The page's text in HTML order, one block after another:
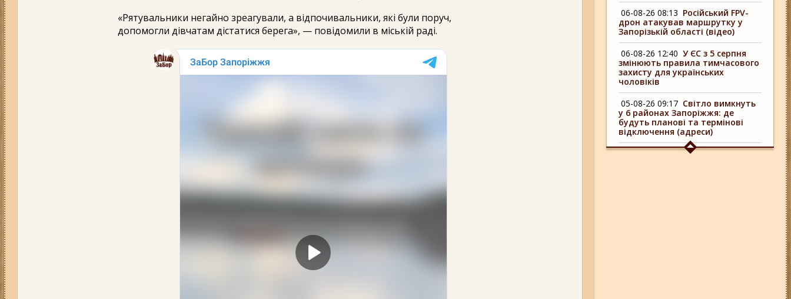
«Рятувальники негайно зреагували, а відпочивальники, які були поруч,
допомогли дівчатам дістатися берега», — повідомили в міській раді.
06-08-26 08:13 Російський FPV-
дрон атакував маршрутку у
Запорізькій області (відео)
06-08-26 12:40 У ЄС з 5 серпня
змінюють правила тимчасового
захисту для українських
чоловіків
05-08-26 09:17 Світло вимкнуть
у 6 районах Запоріжжя: де
будуть планові та термінові
відключення (адреси)
04-08-26 09:16 У 6 районах